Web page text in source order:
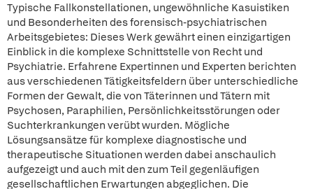
Typische Fallkonstellationen, ungewöhnliche Kasuistiken
und Besonderheiten des forensisch-psychiatrischen
Arbeitsgebietes: Dieses Werk gewährt einen einzigartigen
Einblick in die komplexe Schnittstelle von Recht und
Psychiatrie. Erfahrene Expertinnen und Experten berichten
aus verschiedenen Tätigkeitsfeldern über unterschiedliche
Formen der Gewalt, die von Täterinnen und Tätern mit
Psychosen, Paraphilien, Persönlichkeitsstörungen oder
Suchterkrankungen verübt wurden. Mögliche
Lösungsansätze für komplexe diagnostische und
therapeutische Situationen werden dabei anschaulich
aufgezeigt und auch mit den zum Teil gegenläufigen
gesellschaftlichen Erwartungen abgeglichen. Die